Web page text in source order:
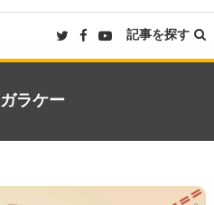
記事を探す
ガラケー